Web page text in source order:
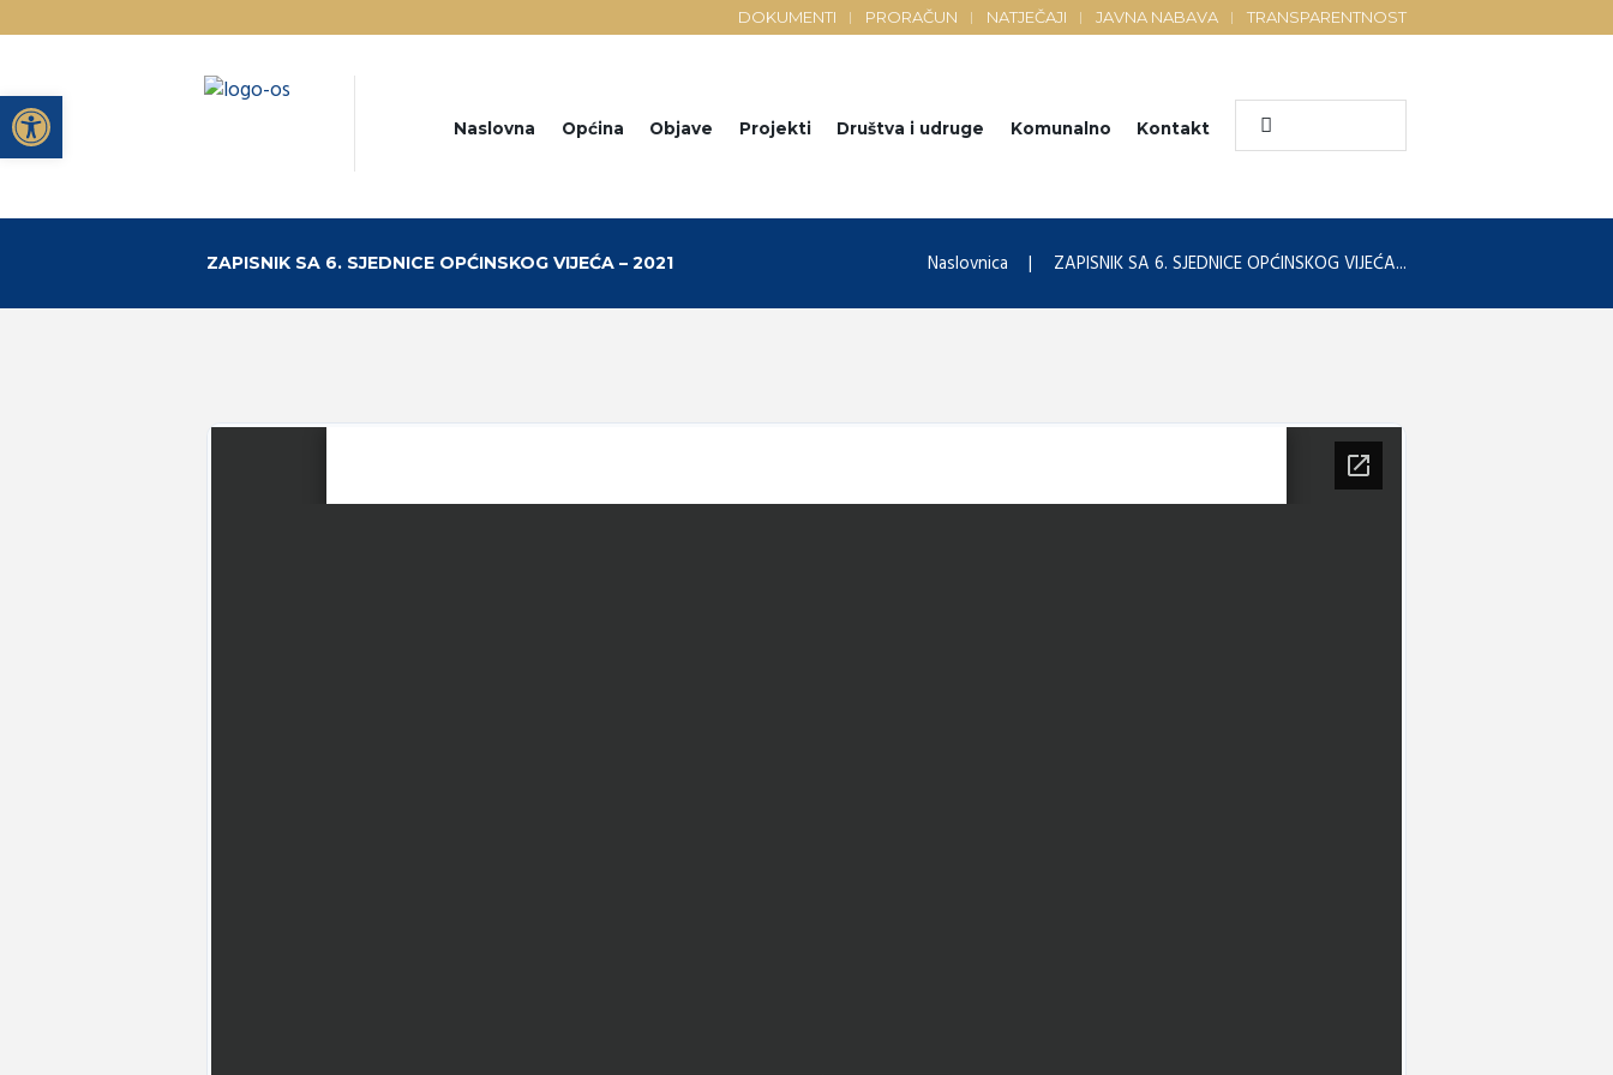
Open toolbar
DOKUMENTI PRORAČUN NATJEČAJI JAVNA NABAVA TRANSPARENTNOST
Naslovna Općina Objave Projekti Društva i udruge Komunalno Kontakt
ZAPISNIK SA 6. SJEDNICE OPĆINSKOG VIJEĆA – 2021 Naslovnica ZAPISNIK SA 6. SJEDNICE OPĆINSKOG VIJEĆA...